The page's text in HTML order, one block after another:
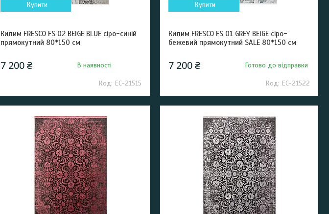
Купити
Килим FRESCO FS 02 BEIGE BLUE сіро-синій
прямокутний 80*150 см
7 200 ₴ В наявності
EC-21515
Купити
Килим FRESCO FS 01 GREY BEIGE сіро-
бежевий прямокутний SALE 80*150 см
7 200 ₴ Готово до відправки
EC-21522